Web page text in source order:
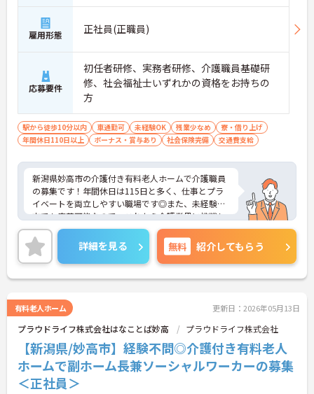
雇用形態 正社員(正職員)
応募要件
初任者研修、実務者研修、介護職員基礎研
修、社会福祉士いずれかの資格をお持ちの
方
駅から徒歩10分以内 車通勤可 未経験OK 残業少なめ
寮・借り上げ
年間休日110日以上
ボーナス・賞与あり 社会保険完備 交通費支給
新潟県妙高市の介護付き有料老人ホームで介護職員
の募集です！年間休日は115日と多く、仕事とプラ
イベートを両立しやすい職場です◎また、未経験の
方でも応募可能なので、これから介護業界に挑戦し
たいという方にピッタリの職場です！社宅制度や資
格取得支援制度など、福利厚生が充実しているのも
うれしいポイント♪ご興味のある方は面接ポイント
をお伝えしますので、お気軽にご連絡ください！
詳細を見る 無料 紹介してもらう
有料老人ホーム 更新日：2026年05月13日
プラウドライフ株式会社はなことば妙高 プラウドライフ株式会社
【新潟県/妙高市】経験不問◎介護付き有料老人
ホームで副ホーム長兼ソーシャルワーカーの募集
＜正社員＞